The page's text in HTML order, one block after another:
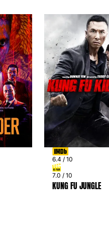
6.4 / 10
7.0 / 10
KUNG FU JUNGLE